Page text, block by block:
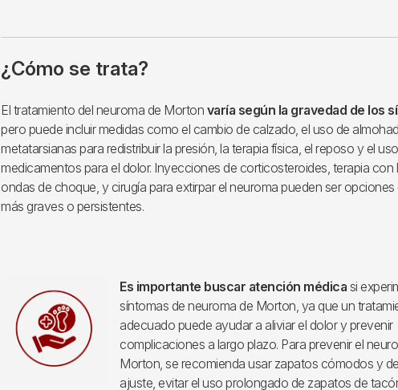
¿Cómo se trata?
El tratamiento del neuroma de Morton varía según la gravedad de los
pero puede incluir medidas como el cambio de calzado, el uso de
metatarsianas para redistribuir la presión, la terapia física, el reposo y el
medicamentos para el dolor. Inyecciones de corticosteroides, terapia con
ondas de choque, y cirugía para extirpar el neuroma pueden ser
más graves o persistentes.
Es importante buscar atención médica si
síntomas de neuroma de Morton, ya que un
adecuado puede ayudar a aliviar el dolor y prevenir
complicaciones a largo plazo. Para prevenir el
Morton, se recomienda usar zapatos cómodos y
ajuste, evitar el uso prolongado de zapatos de